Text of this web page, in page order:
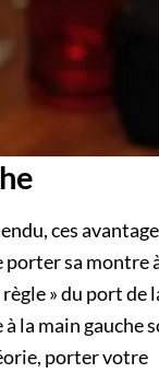
ces
sa montre
» du port de
la main gauche
porter votre